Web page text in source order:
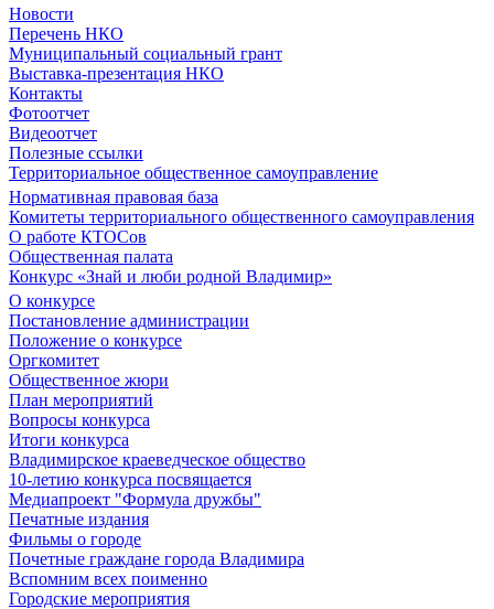
Новости
Перечень НКО
Муниципальный социальный грант
Выставка-презентация НКО
Контакты
Фотоотчет
Видеоотчет
Полезные ссылки
Территориальное общественное самоуправление
Нормативная правовая база
Комитеты территориального общественного самоуправления
О работе КТОСов
Общественная палата
Конкурс «Знай и люби родной Владимир»
О конкурсе
Постановление администрации
Положение о конкурсе
Оргкомитет
Общественное жюри
План мероприятий
Вопросы конкурса
Итоги конкурса
Владимирское краеведческое общество
10-летию конкурса посвящается
Медиапроект "Формула дружбы"
Печатные издания
Фильмы о городе
Почетные граждане города Владимира
Вспомним всех поименно
Городские мероприятия